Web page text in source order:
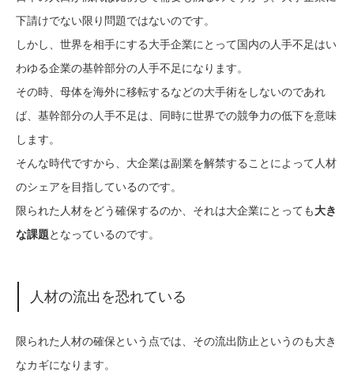
下請けでない限り問題ではないのです。
しかし、世界を相手にする大手企業にとって国内の人手不足はい
わゆる企業の基幹部分の人手不足になります。
その時、母体を海外に移転するなどの大手術をしないのであれ
ば、基幹部分の人手不足は、同時に世界での競争力の低下を意味
します。
そんな時代ですから、大企業は副業を解禁することによって人材
のシェアを目指しているのです。
限られた人材をどう確保するのか、それは大企業にとっても大き
な課題となっているのです。
人材の流出を恐れている
限られた人材の確保という点では、その流出防止というのも大き
なカギになります。